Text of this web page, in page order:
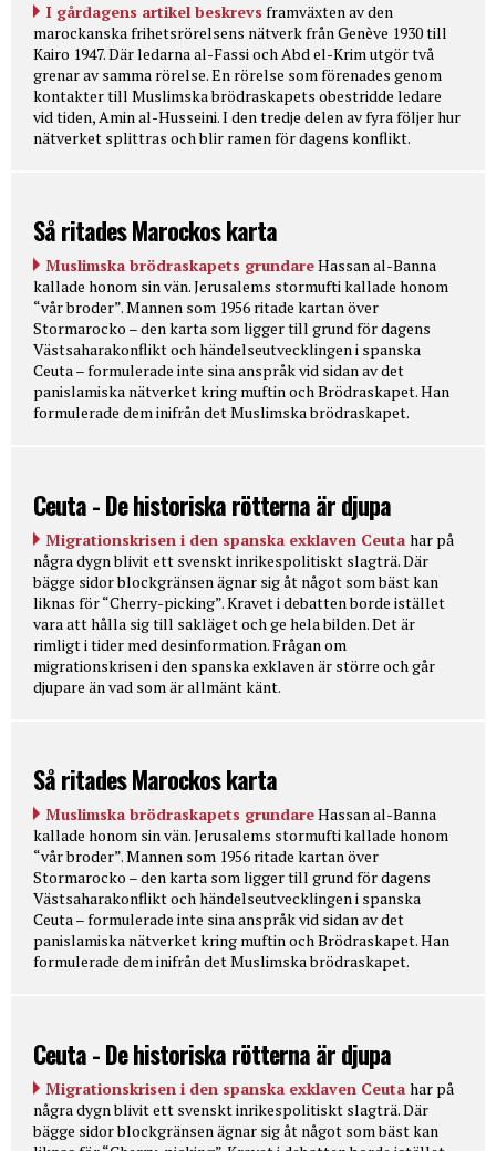
I gårdagens artikel beskrevs framväxten av den
marockanska frihetsrörelsens nätverk från Genève 1930 till
Kairo 1947. Där ledarna al-Fassi och Abd el-Krim utgör två
grenar av samma rörelse. En rörelse som förenades genom
kontakter till Muslimska brödraskapets obestridde ledare
vid tiden, Amin al-Husseini. I den tredje delen av fyra följer hur
nätverket splittras och blir ramen för dagens konflikt.
Så ritades Marockos karta
Muslimska brödraskapets grundareHassan al-Banna
kallade honom sin vän. Jerusalems stormufti kallade honom
“vår broder”. Mannen som 1956 ritade kartan över
Stormarocko – den karta som ligger till grund för dagens
Västsaharakonflikt och händelseutvecklingen i spanska
Ceuta – formulerade inte sina anspråk vid sidan av det
panislamiska nätverket kring muftin och Brödraskapet. Han
formulerade dem inifrån det Muslimska brödraskapet.
Ceuta - De historiska rötterna är djupa
Migrationskrisen i den spanska exklaven Ceuta har på
några dygn blivit ett svenskt inrikespolitiskt slagträ. Där
bägge sidor blockgränsen ägnar sig åt något som bäst kan
liknas för “Cherry-picking”. Kravet i debatten borde istället
vara att hålla sig till sakläget och ge hela bilden. Det är
rimligt i tider med desinformation. Frågan om
migrationskrisen i den spanska exklaven är större och går
djupare än vad som är allmänt känt.
Så ritades Marockos karta
Muslimska brödraskapets grundareHassan al-Banna
kallade honom sin vän. Jerusalems stormufti kallade honom
“vår broder”. Mannen som 1956 ritade kartan över
Stormarocko – den karta som ligger till grund för dagens
Västsaharakonflikt och händelseutvecklingen i spanska
Ceuta – formulerade inte sina anspråk vid sidan av det
panislamiska nätverket kring muftin och Brödraskapet. Han
formulerade dem inifrån det Muslimska brödraskapet.
Ceuta - De historiska rötterna är djupa
Migrationskrisen i den spanska exklaven Ceuta har på
några dygn blivit ett svenskt inrikespolitiskt slagträ. Där
bägge sidor blockgränsen ägnar sig åt något som bäst kan